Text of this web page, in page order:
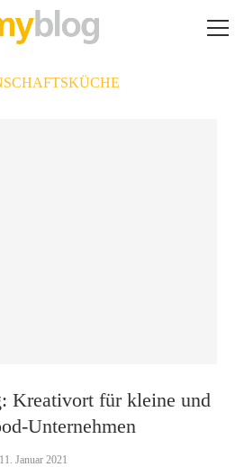
Kreativort für kleine und
Unternehmen
11. Januar 2021